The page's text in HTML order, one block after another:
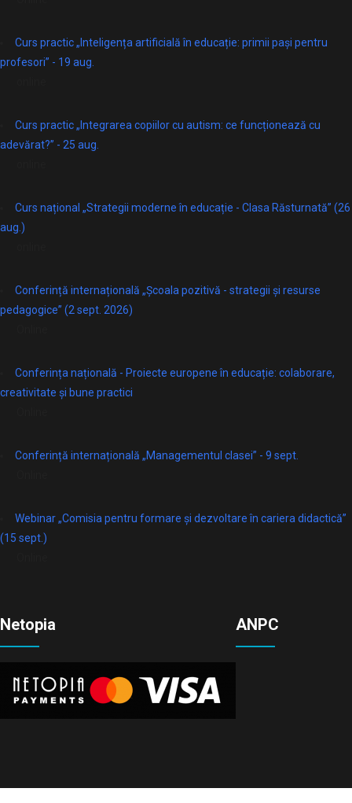
Curs practic „Inteligența artificială în educație: primii pași pentru
profesori” - 19 aug.
Curs practic „Integrarea copiilor cu autism: ce funcționează cu
adevărat?” - 25 aug.
Curs național „Strategii moderne în educație - Clasa Răsturnată” (26
aug.)
Conferință internațională „Școala pozitivă - strategii și resurse
pedagogice” (2 sept. 2026)
Conferința națională - Proiecte europene în educație: colaborare,
creativitate și bune practici
Conferință internațională „Managementul clasei” - 9 sept.
Webinar „Comisia pentru formare și dezvoltare în cariera didactică”
(15 sept.)
Netopia ANPC